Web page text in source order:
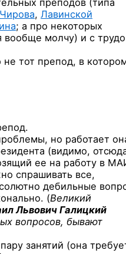
преподов (типа
Чирова, Лавинской
; а про некоторых
молчу) и с
тот препод, в
но работает
(видимо,
ее на работу в
спрашивать все,
дебильные
(Великий
Львович Галицкий
вопросов, бывают
занятий (она